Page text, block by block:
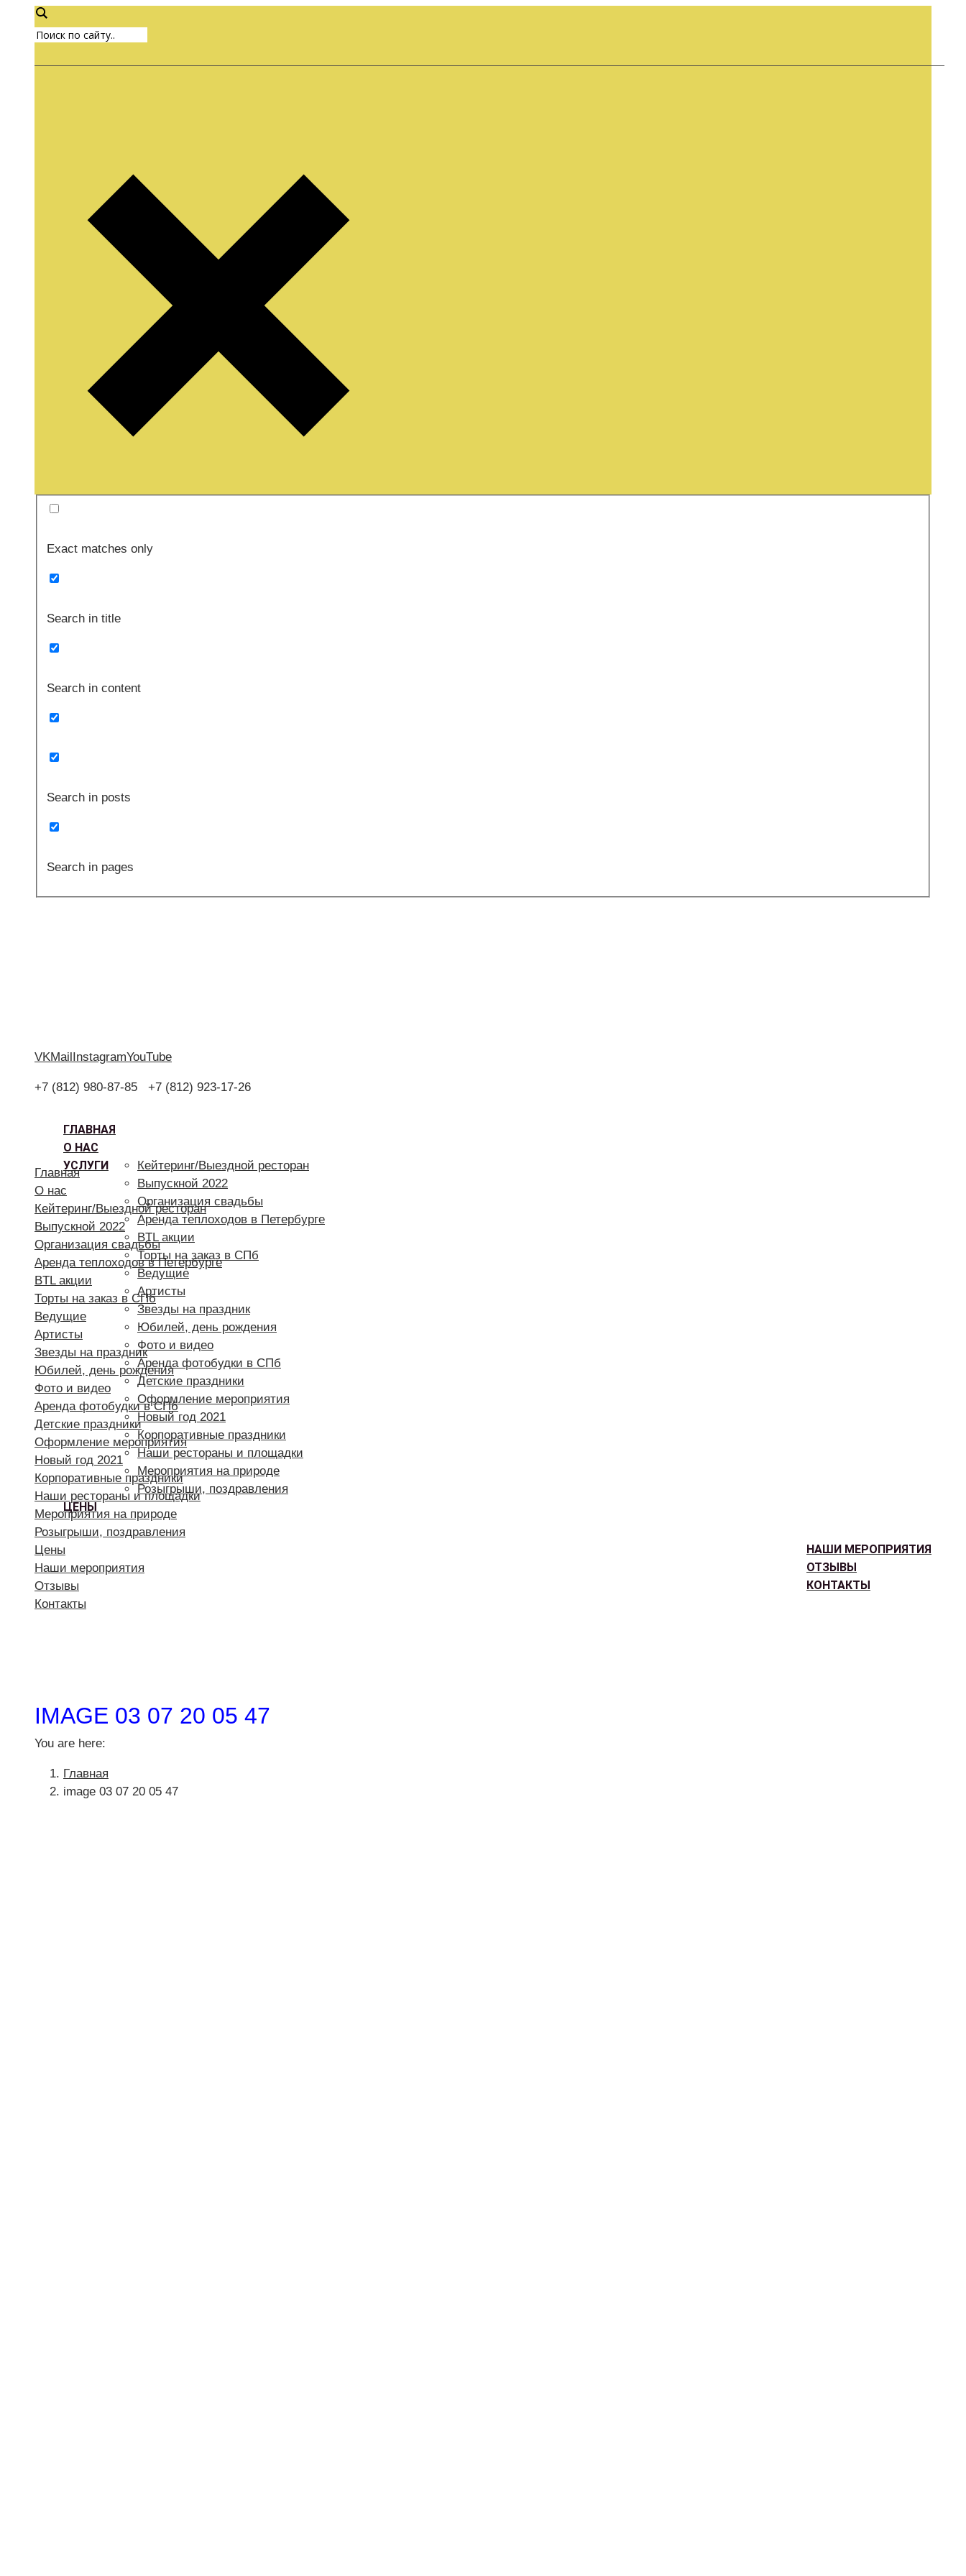
Exact matches only
Search in title
Search in content
Search in posts
Search in pages
VKMailInstagramYouTube
+7 (812) 980-87-85 +7 (812) 923-17-26
ГЛАВНАЯ
О НАС
УСЛУГИ
Кейтеринг/Выездной ресторан
Выпускной 2022
Организация свадьбы
Аренда теплоходов в Петербурге
BTL акции
Торты на заказ в СПб
Ведущие
Артисты
Звезды на праздник
Юбилей, день рождения
Фото и видео
Аренда фотобудки в СПб
Детские праздники
Оформление мероприятия
Новый год 2021
Корпоративные праздники
Наши рестораны и площадки
Мероприятия на природе
Розыгрыши, поздравления
ЦЕНЫ
НАШИ МЕРОПРИЯТИЯ
ОТЗЫВЫ
КОНТАКТЫ
Главная
О нас
Кейтеринг/Выездной ресторан
Выпускной 2022
Организация свадьбы
Аренда теплоходов в Петербурге
BTL акции
Торты на заказ в СПб
Ведущие
Артисты
Звезды на праздник
Юбилей, день рождения
Фото и видео
Аренда фотобудки в СПб
Детские праздники
Оформление мероприятия
Новый год 2021
Корпоративные праздники
Наши рестораны и площадки
Мероприятия на природе
Розыгрыши, поздравления
Цены
Наши мероприятия
Отзывы
Контакты
IMAGE 03 07 20 05 47
You are here:
Главная
image 03 07 20 05 47